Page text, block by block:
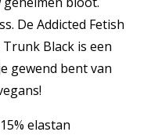
De Addicted Fetish
Black is een
gewend bent van
elastan